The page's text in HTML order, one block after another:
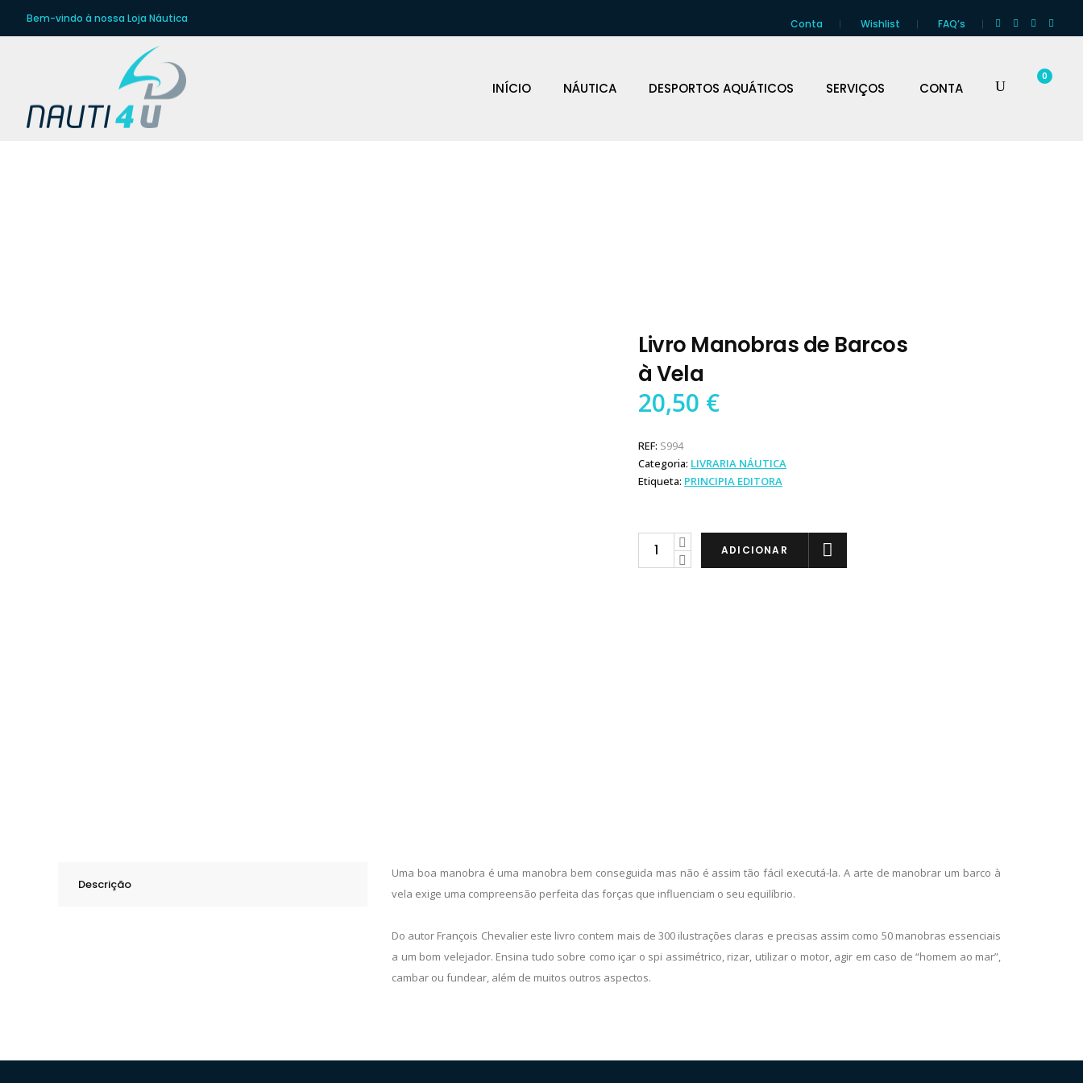
Bem-vindo à nossa Loja Náutica Conta Wishlist FAQ’s
INÍCIO NÁUTICA DESPORTOS AQUÁTICOS SERVIÇOS CONTA
0
Livro Manobras de Barcos
à Vela
20,50 €
REF: S994
Categoria: LIVRARIA NÁUTICA
Etiqueta: PRINCIPIA EDITORA
Livro
Manobras
ADICIONAR
Descrição
Uma boa manobra é uma manobra bem conseguida mas não é assim tão fácil executá-la. A arte de manobrar um barco à
vela exige uma compreensão perfeita das forças que influenciam o seu equilíbrio.
Do autor François Chevalier este livro contem mais de 300 ilustrações claras e precisas assim como 50 manobras essenciais
a um bom velejador. Ensina tudo sobre como içar o spi assimétrico, rizar, utilizar o motor, agir em caso de “homem ao mar”,
cambar ou fundear, além de muitos outros aspectos.